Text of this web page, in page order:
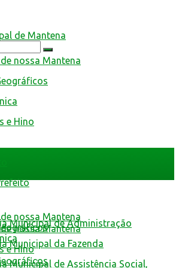
nossa Mantena
e Hino
Municipal de Administração
Municipal da Fazenda
Municipal de Assistência Social,
nossa Mantena
nossa Mantena
e Hino